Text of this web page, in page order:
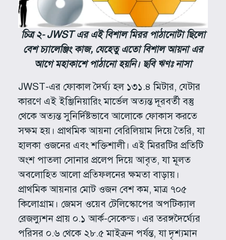
চিত্র ২- JWST এর এই বিশাল মিরর পাঠানোটা ছিলো
বেশ চ্যালেঞ্জিং কাজ, যেহেতু এতো বিশাল আয়না এর
আগে মহাকাশে পাঠানো হয়নি। ছবি ঋণঃ নাসা
JWST-এর ফোকাল দৈর্ঘ্য হল ১৩১.৪ মিটার, যেটার
কারণে এই ইঞ্জিনিয়ারিং মার্ভেল অত্যন্ত দূরবর্তী বস্তু
থেকে অত্যন্ত সুনির্দিষ্টভাবে আলোকে ফোকাস করতে
সক্ষম হয়। প্রাথমিক আয়না বেরিলিয়াম দিয়ে তৈরি, যা
হালকা ওজনের এবং শক্তিশালী। এই মিররটির প্রতিটি
অংশ পাতলা সোনার প্রলেপ দিয়ে আবৃত, যা মূলত
অবলোহিত আলো প্রতিফলনের ক্ষমতা বাড়ায়।
প্রাথমিক আয়নার মোট ওজন বেশ কম, মাত্র ৭০৫
কিলোগ্রাম। জেমস ওয়েব টেলিস্কোপের অপটিক্যাল
রেজল্যুশন প্রায় ০.১ আর্ক-সেকেন্ড। এর তরঙ্গদৈর্ঘ্যের
পরিসর ০.৬ থেকে ২৮.৫ মাইক্রন পর্যন্ত, যা দৃশ্যমান